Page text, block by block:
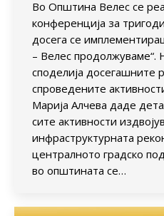
Во Општина Велес се
конференција за
досега се
– Велес продолжуваме“.
споделија досегашните
спроведените
Марија Алчева даде
сите активности
инфраструктурната
централното градско
во општината се…